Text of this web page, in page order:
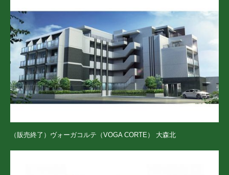
（販売終了）ヴォーガコルテ（VOGA CORTE） 大森北